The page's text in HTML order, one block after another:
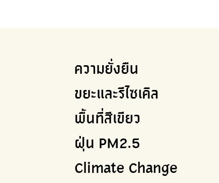
ความยั่งยืน
ขยะและรีไซเคิล
พื้นที่สีเขียว
ฝุ่น PM2.5
Climate Change